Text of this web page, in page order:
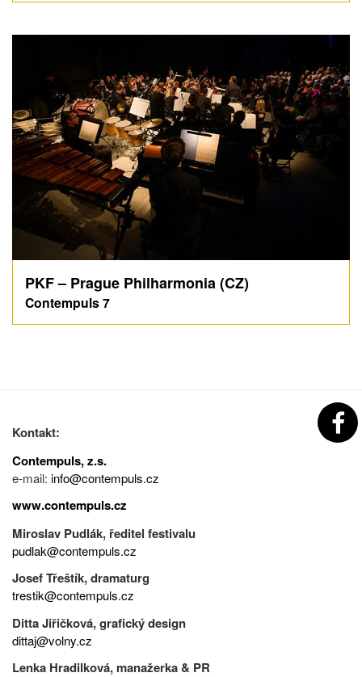
PKF – Prague Philharmonia (CZ)
Contempuls 7
Kontakt:
Contempuls, z.s.
e-mail: info@contempuls.cz
www.contempuls.cz
Miroslav Pudlák, ředitel festivalu
pudlak@contempuls.cz
Josef Třeštík, dramaturg
trestik@contempuls.cz
Ditta Jiřičková, grafický design
dittaj@volny.cz
Lenka Hradilková, manažerka & PR